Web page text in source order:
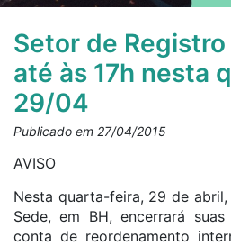
Setor de
até às 17h nesta
29/04
Publicado em 27/04/2015
AVISO
Nesta quarta-feira, 29 de
Sede, em BH, encerrará
conta de reordenamento